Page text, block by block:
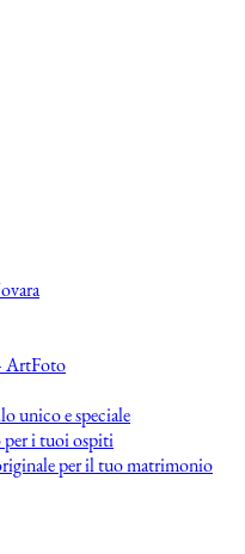
ArtFoto
unico e speciale
per i tuoi ospiti
per il tuo matrimonio